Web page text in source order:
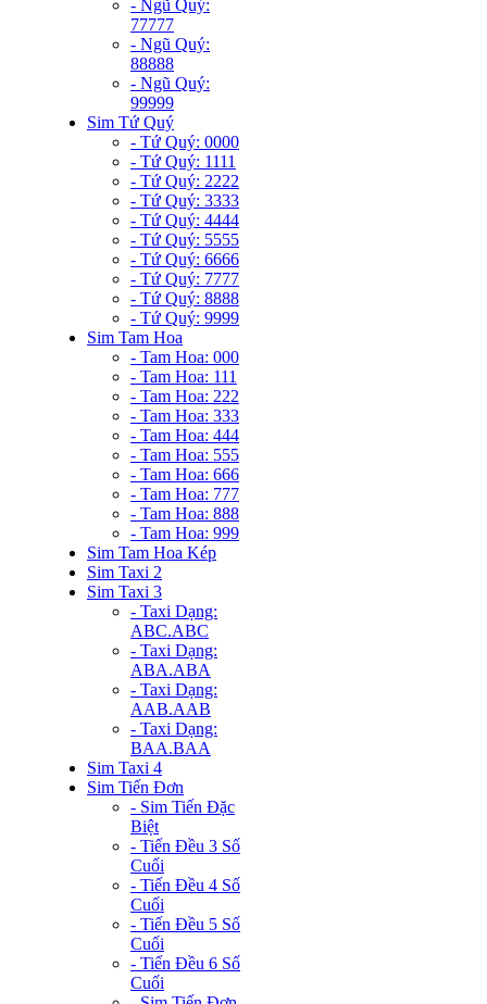
- Ngũ Quý:
77777
- Ngũ Quý:
88888
- Ngũ Quý:
99999
Sim Tứ Quý
- Tứ Quý: 0000
- Tứ Quý: 1111
- Tứ Quý: 2222
- Tứ Quý: 3333
- Tứ Quý: 4444
- Tứ Quý: 5555
- Tứ Quý: 6666
- Tứ Quý: 7777
- Tứ Quý: 8888
- Tứ Quý: 9999
Sim Tam Hoa
- Tam Hoa: 000
- Tam Hoa: 111
- Tam Hoa: 222
- Tam Hoa: 333
- Tam Hoa: 444
- Tam Hoa: 555
- Tam Hoa: 666
- Tam Hoa: 777
- Tam Hoa: 888
- Tam Hoa: 999
Sim Tam Hoa Kép
Sim Taxi 2
Sim Taxi 3
- Taxi Dạng:
ABC.ABC
- Taxi Dạng:
ABA.ABA
- Taxi Dạng:
AAB.AAB
- Taxi Dạng:
BAA.BAA
Sim Taxi 4
Sim Tiến Đơn
- Sim Tiến Đặc
Biệt
- Tiến Đều 3 Số
Cuối
- Tiến Đều 4 Số
Cuối
- Tiến Đều 5 Số
Cuối
- Tiến Đều 6 Số
Cuối